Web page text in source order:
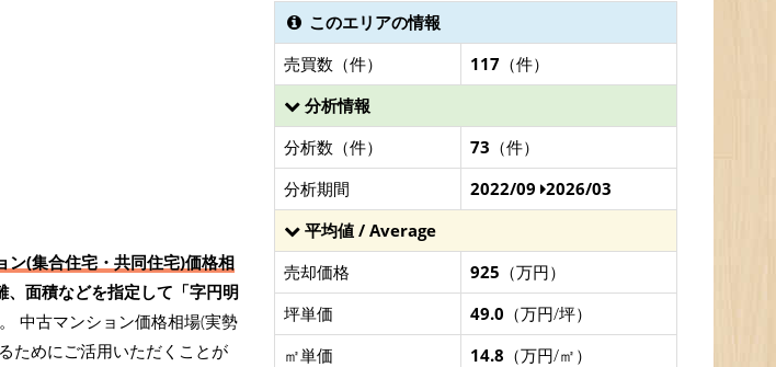
ン(集合住宅・共同住宅)価格相
、面積などを指定して「字円明
中古マンション価格相場(実勢
ためにご活用いただくことが
このエリアの情報
売買数（件）
117 （件）
分析情報
分析数（件）
73 （件）
分析期間
2022/09 2026/03
平均値 / Average
売却価格
925 （万円）
坪単価
49.0 （万円/坪）
㎡単価
14.8 （万円/㎡）